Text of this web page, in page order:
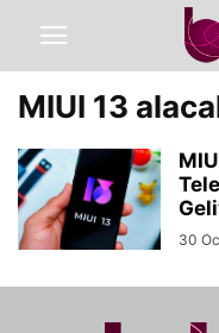
MIUI 13
30